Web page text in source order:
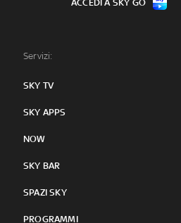
Servizi:
SKY TV
SKY APPS
NOW
SKY BAR
SPAZI SKY
PROGRAMMI
ACCEDI A SKY GO